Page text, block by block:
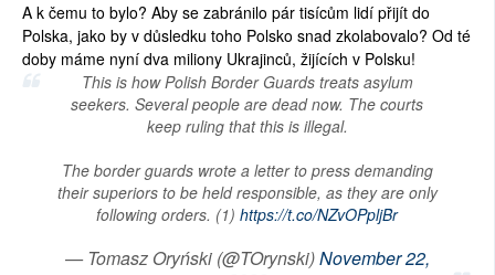
A k čemu to bylo? Aby se zabránilo pár tisícům lidí přijít do
Polska, jako by v důsledku toho Polsko snad zkolabovalo? Od té
doby máme nyní dva miliony Ukrajinců, žijících v Polsku!
This is how Polish Border Guards treats asylum
seekers. Several people are dead now. The courts
keep ruling that this is illegal.
The border guards wrote a letter to press demanding
their superiors to be held responsible, as they are only
following orders. (1) https://t.co/NZvOPpljBr
— Tomasz Oryński (@TOrynski)November 22,